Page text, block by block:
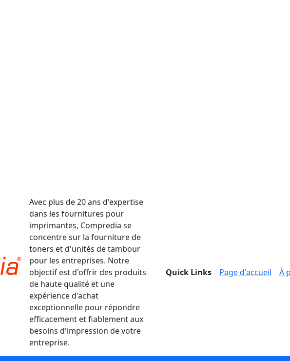
Avec plus de 20 ans d'expertise
dans les fournitures pour
imprimantes, Compredia se
concentre sur la fourniture de
toners et d'unités de tambour
pour les entreprises. Notre
objectif est d'offrir des produits
de haute qualité et une
expérience d'achat
exceptionnelle pour répondre
efficacement et fiablement aux
besoins d'impression de votre
entreprise.
Quick Links Page d'accueil À